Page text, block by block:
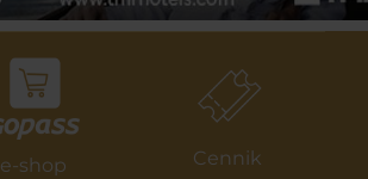
e-shop Cennik